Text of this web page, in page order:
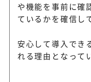
や機能を事前に確
ているかを確信し
安心して導入でき
れる理由となって